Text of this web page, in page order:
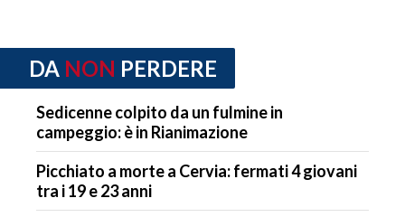
DA NON PERDERE
Sedicenne colpito da un fulmine in
campeggio: è in Rianimazione
Picchiato a morte a Cervia: fermati 4 giovani
tra i 19 e 23 anni